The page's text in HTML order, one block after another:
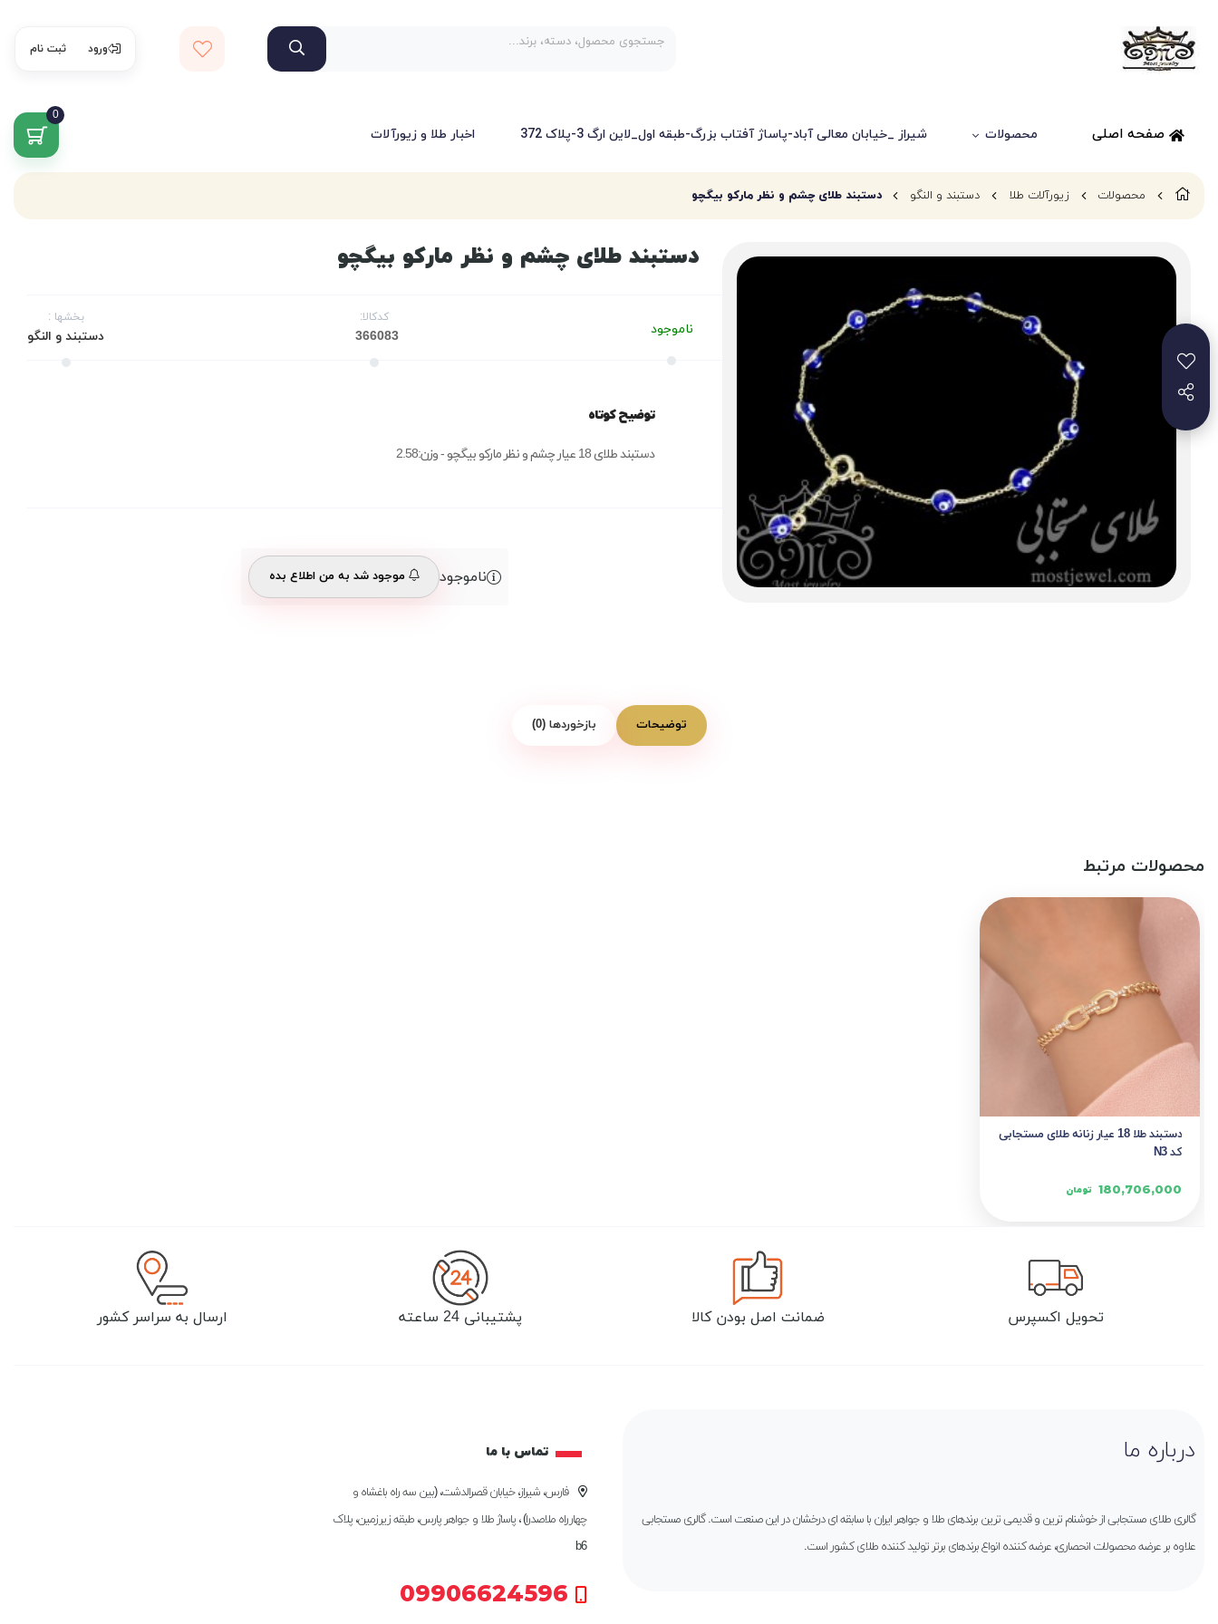
ورود ثبت نام
صفحه اصلی محصولات شیراز _خیابان معالی آباد-پاساژ آفتاب بزرگ-طبقه اول_لاین ارگ 3-پلاک 372 اخبار طلا و زیورآلات
0
محصولات زیورآلات طلا دستبند و النگو دستبند طلای چشم و نظر مارکو بیگچو
دستبند طلای چشم و نظر مارکو بیگچو
ناموجود
کدکالا: بخشها :
دستبند و النگو
توضیح کوتاه
دستبند طلای 18 عیار چشم و نظر مارکو بیگچو - وزن:2.58
ناموجود موجود شد به من اطلاع بده
توضیحات بازخوردها (0)
محصولات مرتبط
دستبند طلا 18 عیار زنانه طلای مستجابی
کد N3
180,706,000 تومان
تحویل اکسپرس ضمانت اصل بودن کالا پشتیبانی 24 ساعته ارسال به سراسر کشور
درباره ما
گالری طلای مستجابی از خوشنام ترین و قدیمی ترین برندهای طلا و جواهر ایران با سابقه ای درخشان در این صنعت است. گالری مستجابی
علاوه بر عرضه محصولات انحصاری، عرضه کننده انواع برندهای برتر تولید کننده طلای کشور است.
تماس با ما
فارس، شیراز، خیابان قصرالدشت، (بین سه راه باغشاه و
چهارراه ملاصدرا) ، پاساژ طلا و جواهر پارس، طبقه زیرزمین، پلاک
b6